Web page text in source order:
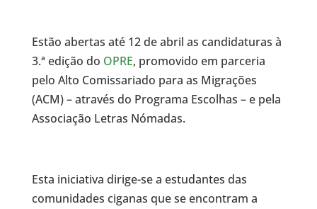
Estão abertas até 12 de abril as candidaturas à
3.ª edição do OPRE, promovido em parceria
pelo Alto Comissariado para as Migrações
(ACM) – através do Programa Escolhas – e pela
Associação Letras Nómadas.
Esta iniciativa dirige-se a estudantes das
comunidades ciganas que se encontram a